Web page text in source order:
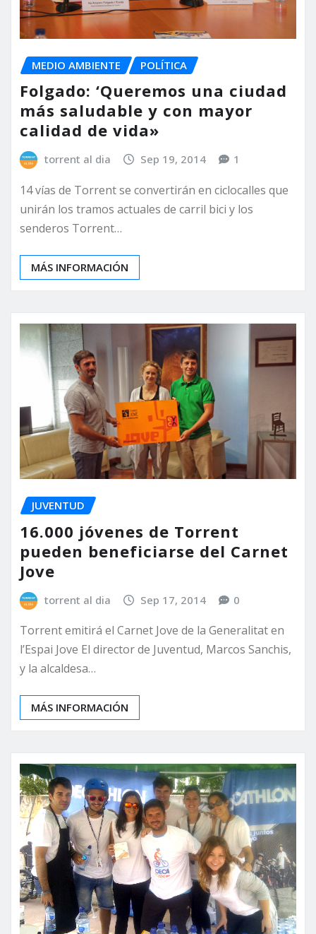
MEDIO AMBIENTE POLÍTICA
Folgado: ‘Queremos una ciudad
más saludable y con mayor
calidad de vida»
torrent al dia Sep 19, 2014 1
14 vías de Torrent se convertirán en ciclocalles que
unirán los tramos actuales de carril bici y los
senderos Torrent…
MÁS INFORMACIÓN
JUVENTUD
16.000 jóvenes de Torrent
pueden beneficiarse del Carnet
Jove
torrent al dia Sep 17, 2014 0
Torrent emitirá el Carnet Jove de la Generalitat en
l’Espai Jove El director de Juventud, Marcos Sanchis,
y la alcaldesa…
MÁS INFORMACIÓN